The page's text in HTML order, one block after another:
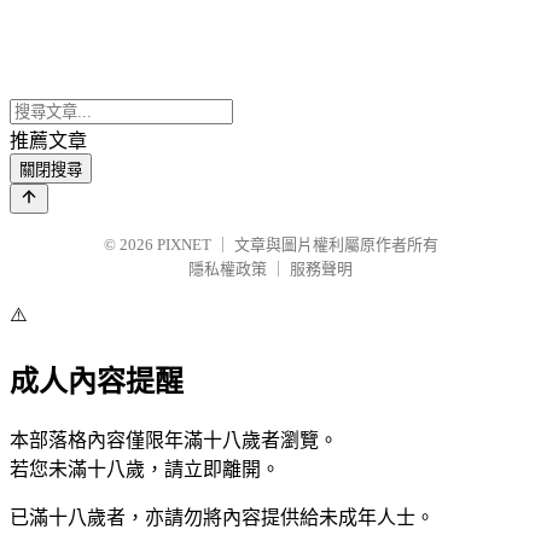
推薦文章
關閉搜尋
© 2026 PIXNET
文章與圖片權利屬原作者所有
隱私權政策
服務聲明
⚠️
成人內容提醒
本部落格內容僅限年滿十八歲者瀏覽。
若您未滿十八歲，請立即離開。
已滿十八歲者，亦請勿將內容提供給未成年人士。